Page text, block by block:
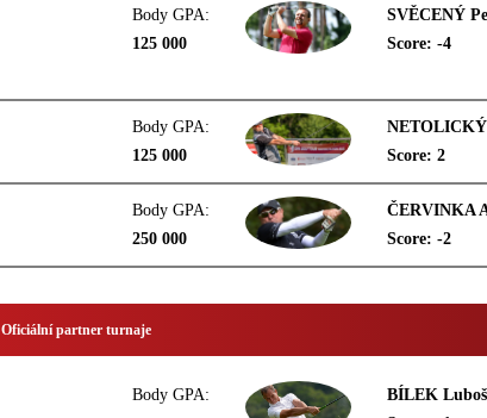
Body GPA:
125 000
SVĚCENÝ
Score: -4
Body GPA:
125 000
NETOLICKÝ
Score: 2
Body GPA:
250 000
ČERVINKA
Score: -2
Oficiální partner turnaje
Body GPA:
BÍLEK Luboš